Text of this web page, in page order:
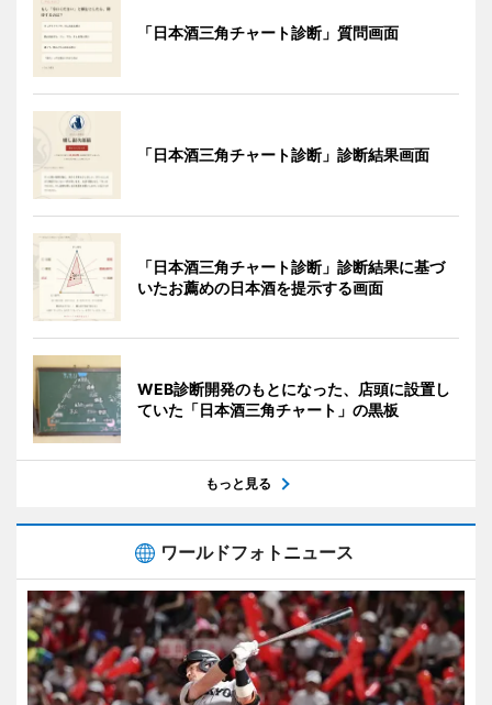
「日本酒三角チャート診断」質問画面
「日本酒三角チャート診断」診断結果画面
「日本酒三角チャート診断」診断結果に基づ
いたお薦めの日本酒を提示する画面
WEB診断開発のもとになった、店頭に設置し
ていた「日本酒三角チャート」の黒板
もっと見る
ワールドフォトニュース